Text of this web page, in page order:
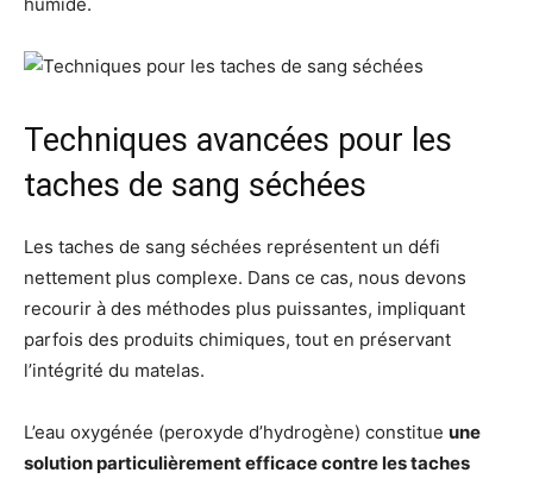
humide.
Techniques avancées pour les
taches de sang séchées
Les taches de sang séchées représentent un défi
nettement plus complexe. Dans ce cas, nous devons
recourir à des méthodes plus puissantes, impliquant
parfois des produits chimiques, tout en préservant
l’intégrité du matelas.
L’eau oxygénée (peroxyde d’hydrogène) constitue une
solution particulièrement efficace contre les taches